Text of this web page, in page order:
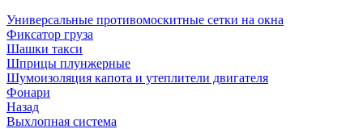
Универсальные противомоскитные сетки на окна
Фиксатор груза
Шашки такси
Шприцы плунжерные
Шумоизоляция капота и утеплители двигателя
Фонари
Назад
Выхлопная система